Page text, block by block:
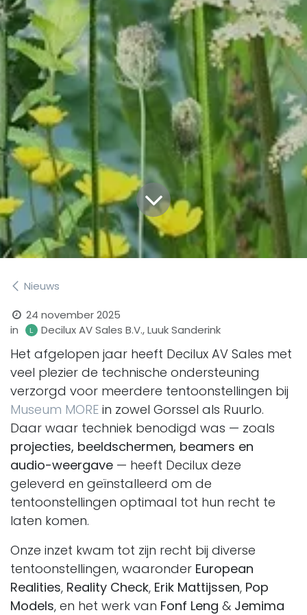
Nieuws
24 november 2025
in
Decilux AV Sales B.V., Luuk Sanderink
Het afgelopen jaar heeft Decilux AV Sales met
veel plezier de technische ondersteuning
verzorgd voor meerdere tentoonstellingen bij
Museum MORE in zowel Gorssel als Ruurlo.
Daar waar techniek benodigd was — zoals
projecties, beeldschermen, beamers en
audio-weergave — heeft Decilux deze
geleverd en geïnstalleerd om de
tentoonstellingen optimaal tot hun recht te
laten komen.
Onze inzet kwam tot zijn recht bij diverse
tentoonstellingen, waaronder European
Realities, Reality Check, Erik Mattijssen, Pop
Models, en het werk van Fonf Leng & Jemima